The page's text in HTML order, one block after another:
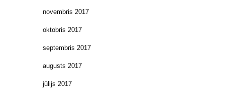
novembris 2017
oktobris 2017
septembris 2017
augusts 2017
jūlijs 2017